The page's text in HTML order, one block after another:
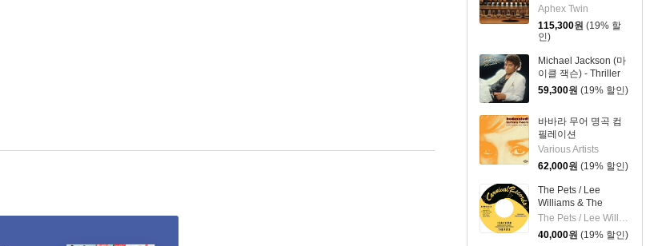
[4LP]
Aphex Twin
115,300원 (19% 할
인)
Michael Jackson (마
이클 잭슨) - Thriller
[레드 앤 블랙 마블
59,300원 (19% 할인)
바바라 무어 명곡 컴
필레이션
(Bedazzled! Barbara
Moore TV, Film And
Studio Work 1965–
81) [2LP]
Various Artists
62,000원 (19% 할인)
The Pets / Lee
Williams & The
Cymbals - I Say
Yeah / It's Everything
About You I Love [7
The Pets / Lee Williams & The Cymbals
40,000원 (19% 할인)